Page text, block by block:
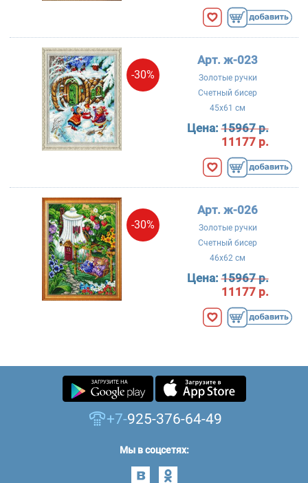
-30%
Арт. ж-023
Золотые ручки
Счетный бисер
45x61 см
Цена:15967 р.
11177 р.
-30%
Арт. ж-026
Золотые ручки
Счетный бисер
46x62 см
Цена:15967 р.
11177 р.
+7-925-376-64-49
Мы в соцсетях: